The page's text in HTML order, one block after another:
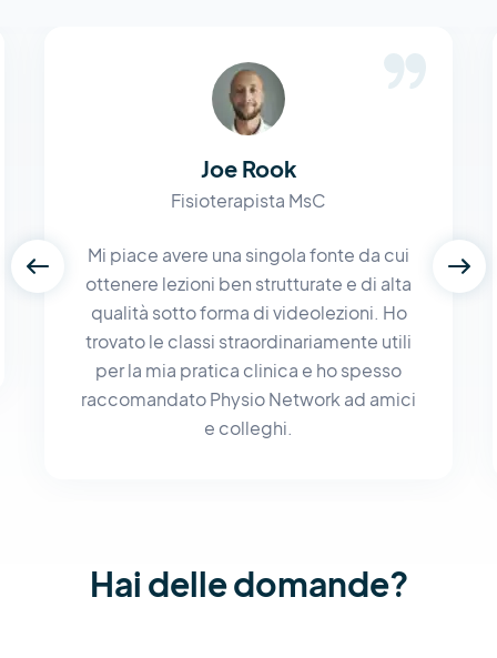
Joe Rook
Fisioterapista MsC
Mi piace avere una singola fonte da cui
ottenere lezioni ben strutturate e di alta
qualità sotto forma di videolezioni. Ho
trovato le classi straordinariamente utili
per la mia pratica clinica e ho spesso
raccomandato Physio Network ad amici
e colleghi.
Hai delle domande?